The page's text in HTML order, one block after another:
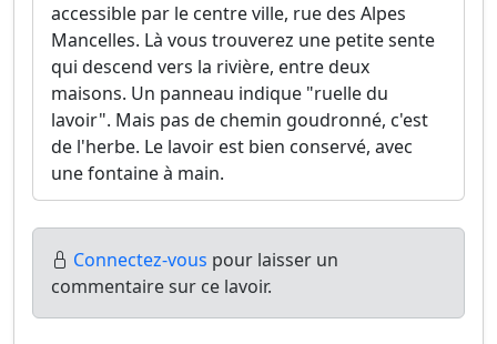
accessible par le centre ville, rue des Alpes
Mancelles. Là vous trouverez une petite sente
qui descend vers la rivière, entre deux
maisons. Un panneau indique "ruelle du
lavoir". Mais pas de chemin goudronné, c'est
de l'herbe. Le lavoir est bien conservé, avec
une fontaine à main.
Connectez-vous pour laisser un
commentaire sur ce lavoir.